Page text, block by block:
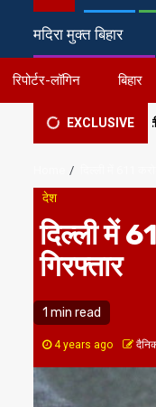
मदिरा मुक्त बिहार
रिपोर्टर-लॉगिन बिहार
EXCLUSIVE
ने लोकसभा में उठाई जमुई की
देश
दिल्ली में
गिरफ्तार
1 min read
4 years ago